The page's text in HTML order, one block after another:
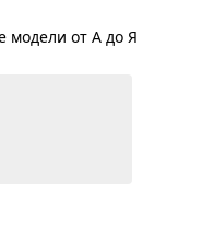
модели от А до Я